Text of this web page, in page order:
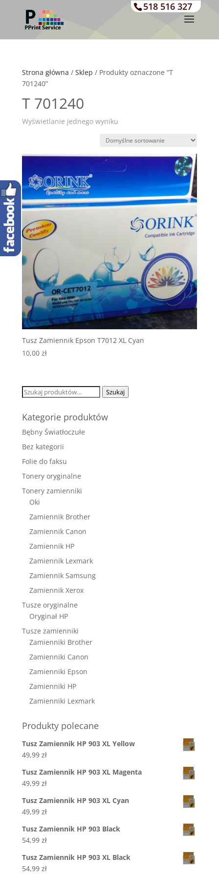
518 516 327
Strona główna / Sklep / Produkty oznaczone “T
701240”
T 701240
Wyświetlanie jednego wyniku
Tusz Zamiennik Epson T7012 XL Cyan
10,00 zł
Szukaj: Szukaj
Kategorie produktów
Bębny Światłoczułe
Bez kategorii
Folie do faksu
Tonery oryginalne
Tonery zamienniki
Oki
Zamiennik Brother
Zamiennik Canon
Zamiennik HP
Zamiennik Lexmark
Zamiennik Samsung
Zamiennik Xerox
Tusze oryginalne
Oryginał HP
Tusze zamienniki
Zamienniki Brother
Zamienniki Canon
Zamienniki Epson
Zamienniki HP
Zamienniki Lexmark
Produkty polecane
Tusz Zamiennik HP 903 XL Yellow
49,99 zł
Tusz Zamiennik HP 903 XL Magenta
49,99 zł
Tusz Zamiennik HP 903 XL Cyan
49,99 zł
Tusz Zamiennik HP 903 Black
54,99 zł
Tusz Zamiennik HP 903 XL Black
54,99 zł